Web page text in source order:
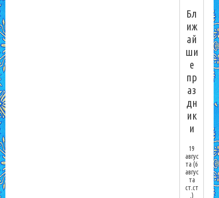
Бл
иж
ай
ши
е
пр
аз
дн
ик
и
19
авгус
та(6
авгус
та
ст.ст
.)